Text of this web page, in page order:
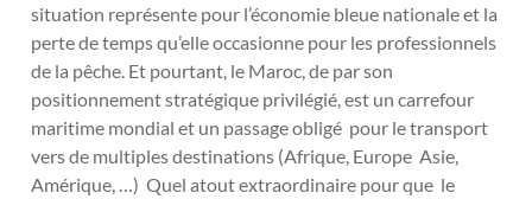
situation représente pour l’économie bleue nationale et la
perte de temps qu’elle occasionne pour les professionnels
de la pêche. Et pourtant, le Maroc, de par son
positionnement stratégique privilégié, est un carrefour
maritime mondial et un passage obligé pour le transport
vers de multiples destinations (Afrique, Europe Asie,
Amérique, …) Quel atout extraordinaire pour que le